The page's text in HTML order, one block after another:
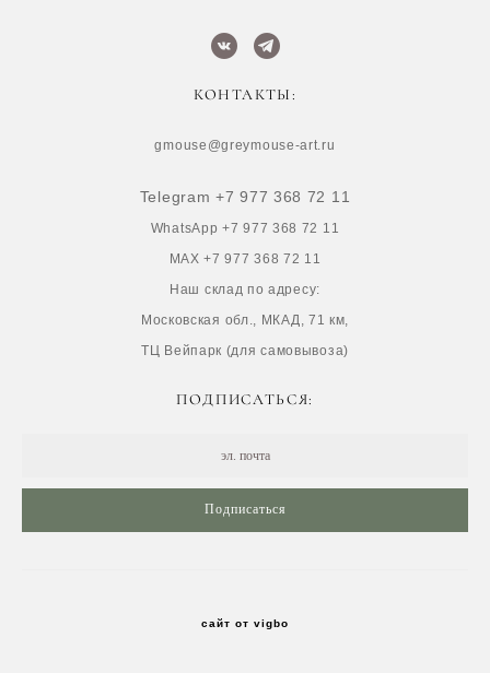
КОНТАКТЫ:
gmouse@greymouse-art.ru
Telegram +7 977 368 72 11
WhatsApp +7 977 368 72 11
MAX +7 977 368 72 11
Наш склад по адресу:
Московская обл., МКАД, 71 км,
ТЦ Вейпарк (для самовывоза)
ПОДПИСАТЬСЯ:
Подписаться
сайт от vigbo